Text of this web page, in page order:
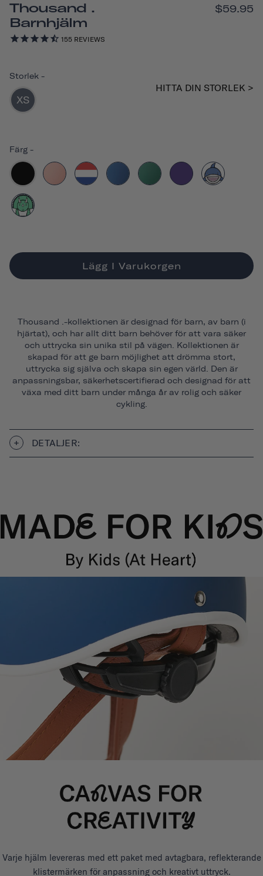
Thousand .
Barnhjälm
155 REVIEWS
$59.95
Färg -
Storlek -
XS
HITTA DIN STORLEK >
Lägg I Varukorgen
Thousand .-kollektionen är designad för barn, av barn (i
hjärtat), och har allt ditt barn behöver för att vara säker
och uttrycka sin unika stil på vägen. Kollektionen är
skapad för att ge barn möjlighet att drömma stort,
uttrycka sig själva och skapa sin egen värld. Den är
anpassningsbar, säkerhetscertifierad och designad för att
växa med ditt barn under många år av rolig och säker
cykling.
DETALJER:
Varje hjälm levereras med ett paket med avtagbara, reflekterande
klistermärken för anpassning och kreativt uttryck.